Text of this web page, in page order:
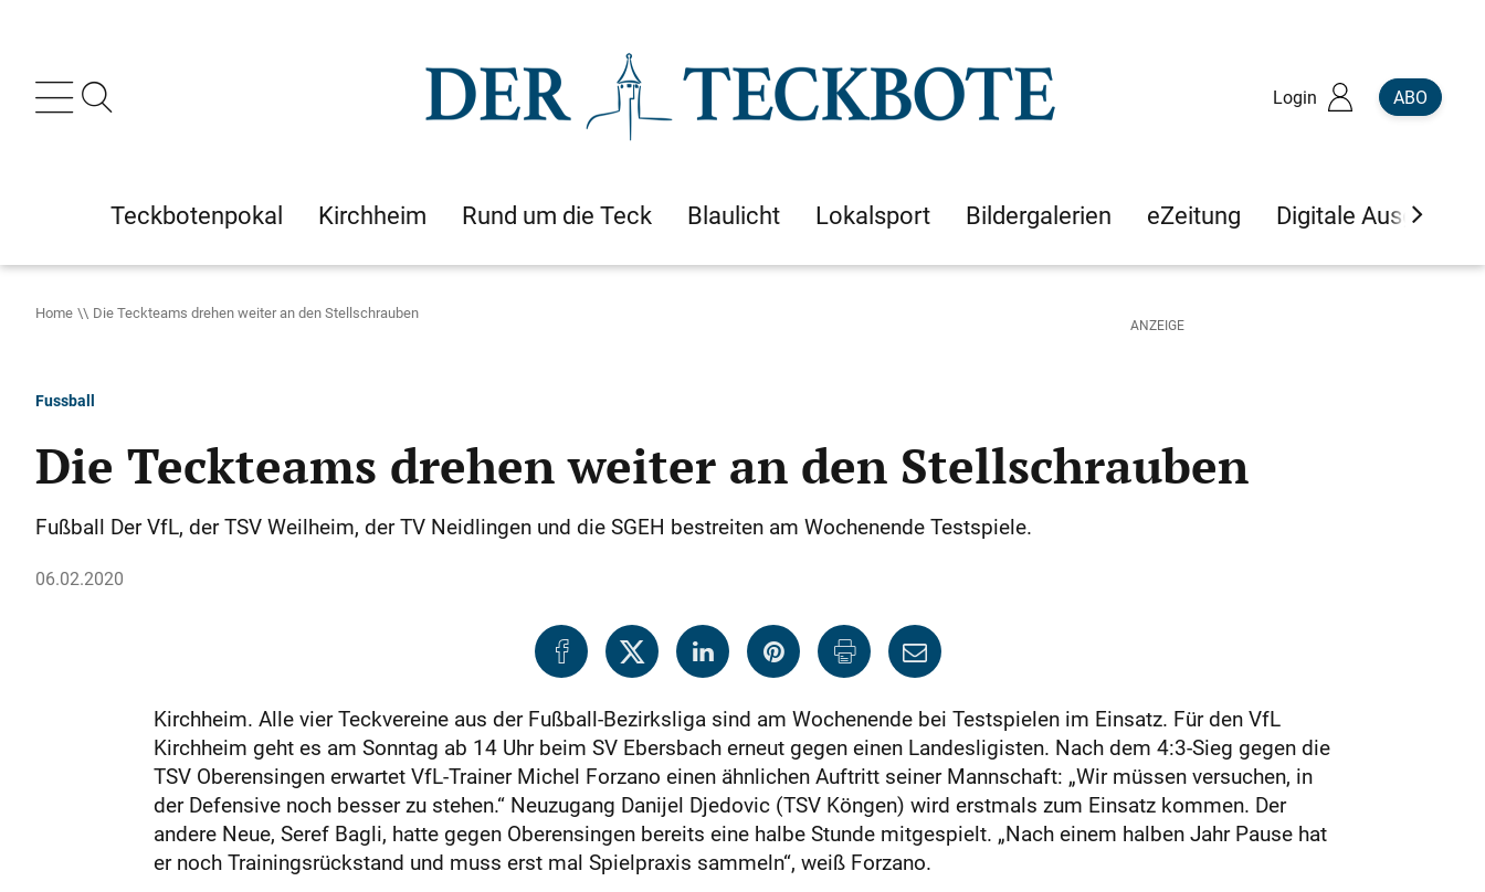
Login ABO
Teckbotenpokal Kirchheim Rund um die Teck Blaulicht Lokalsport Bildergalerien eZeitung Digitale Ausgaben
Home Die Teckteams drehen weiter an den Stellschrauben
Fussball
Die Teckteams drehen weiter an den Stellschrauben
Fußball Der VfL, der TSV Weilheim, der TV Neidlingen und die SGEH bestreiten am Wochenende Testspiele.
06.02.2020
Kirchheim. Alle vier Teckvereine aus der Fußball-Bezirksliga sind am Wochenende bei Testspielen im Einsatz. Für den VfL
Kirchheim geht es am Sonntag ab 14 Uhr beim SV Ebersbach erneut gegen einen Landesligisten. Nach dem 4:3-Sieg gegen die
TSV Oberensingen erwartet VfL-Trainer Michel Forzano einen ähnlichen Auftritt seiner Mannschaft: „Wir müssen versuchen, in
der Defensive noch besser zu stehen.“ Neuzugang Danijel Djedovic (TSV Köngen) wird erstmals zum Einsatz kommen. Der
andere Neue, Seref Bagli, hatte gegen Oberensingen bereits eine halbe Stunde mitgespielt. „Nach einem halben Jahr Pause hat
er noch Trainingsrückstand und muss erst mal Spielpraxis sammeln“, weiß Forzano.